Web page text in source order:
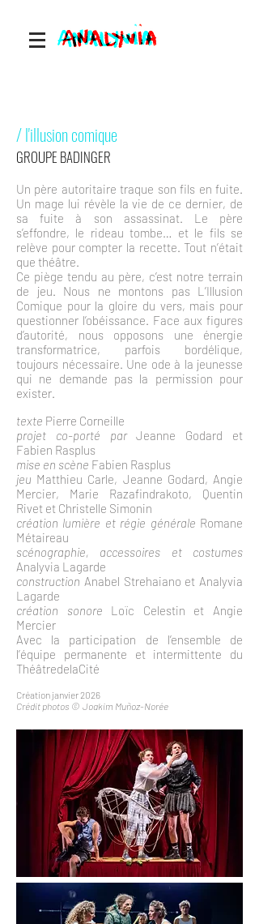
/ l'illusion comique
GROUPE BADINGER
Un père autoritaire traque son fils en fuite.
Un mage lui révèle la vie de ce dernier, de
sa fuite à son assassinat. Le père
s’effondre, le rideau tombe… et le fils se
relève pour compter la recette. Tout n’était
que théâtre.
Ce piège tendu au père, c’est notre terrain
de jeu. Nous ne montons pas L’Illusion
Comique pour la gloire du vers, mais pour
questionner l’obéissance. Face aux figures
d’autorité, nous opposons une énergie
transformatrice, parfois bordélique,
toujours nécessaire. Une ode à la jeunesse
qui ne demande pas la permission pour
exister.
texte Pierre Corneille
projet co-porté parJeanne Godard et
Fabien Rasplus
mise en scène Fabien Rasplus
jeu Matthieu Carle, Jeanne Godard, Angie
Mercier, Marie Razafindrakoto, Quentin
Rivet et Christelle Simonin
création lumière et régie générale Romane
Métaireau
scénographie, accessoires et costumes
Analyvia Lagarde
construction Anabel Strehaiano et Analyvia
Lagarde
création sonore Loïc Celestin et Angie
Mercier
Avec la participation de l’ensemble de
l’équipe permanente et intermittente du
ThéâtredelaCité
Création janvier 2026
Crédit photos © Joakim Muñoz-Norée